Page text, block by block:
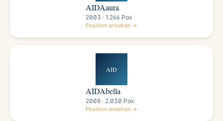
AIDAaura
2003 · 1.266 Pax
Position ansehen →
AID
AIDAbella
2008 · 2.030 Pax
Position ansehen →